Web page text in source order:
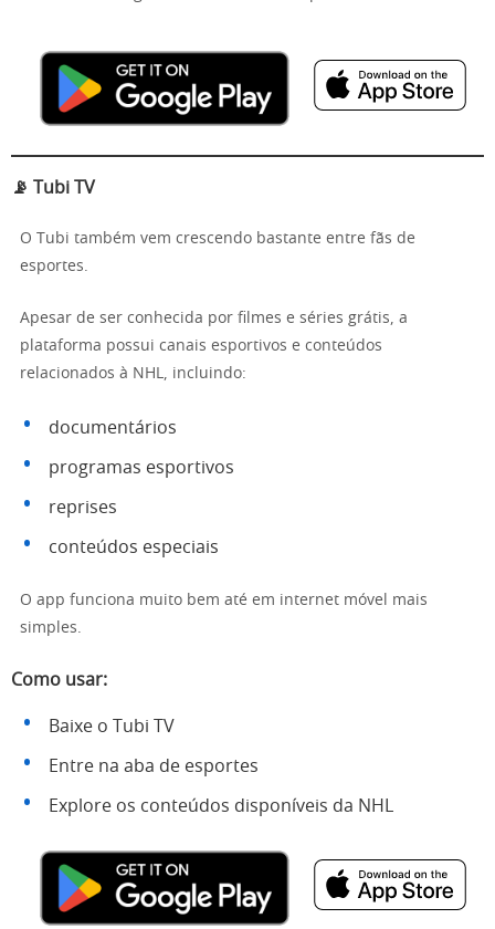
📡 Tubi TV
O Tubi também vem crescendo bastante entre fãs de
esportes.
Apesar de ser conhecida por filmes e séries grátis, a
plataforma possui canais esportivos e conteúdos
relacionados à NHL, incluindo:
documentários
programas esportivos
reprises
conteúdos especiais
O app funciona muito bem até em internet móvel mais
simples.
Como usar:
Baixe o Tubi TV
Entre na aba de esportes
Explore os conteúdos disponíveis da NHL